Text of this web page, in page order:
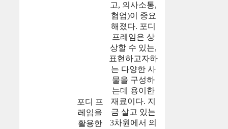
포디 프
레임을
활용한
고, 의사소통,
협업)이 중요
해졌다. 포디
프레임은 상
상할 수 있는,
표현하고자하
는 다양한 사
물을 구성하
는데 용이한
재료이다. 지
금 살고 있는
3차원에서 의